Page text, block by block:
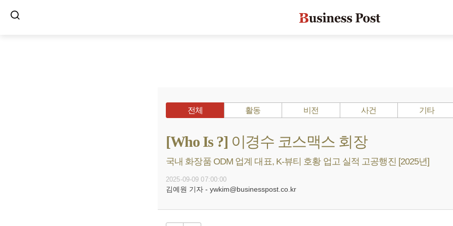
전체 활동 비전 사건 기타
[Who Is ?] 이경수 코스맥스 회장
국내 화장품 ODM 업계 대표, K-뷰티 호황 업고 실적 고공행진 [2025년]
2025-09-09 07:00:00
김예원 기자 - ywkim@businesspost.co.kr